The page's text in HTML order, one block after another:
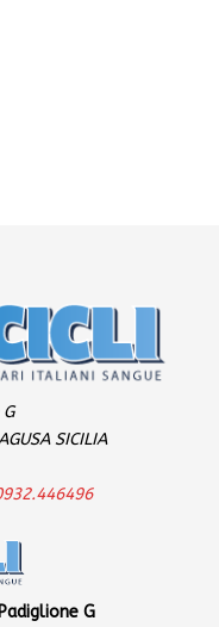
SICILIA
G